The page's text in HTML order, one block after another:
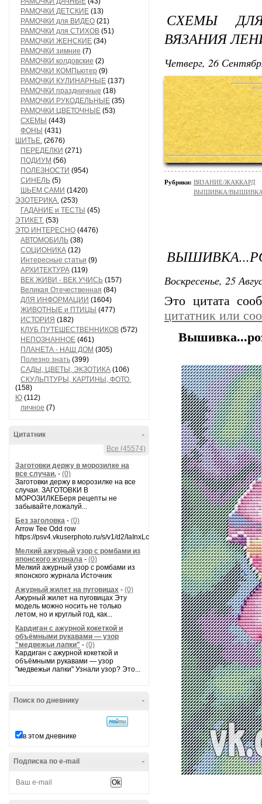
РАМОЧКИ ДЕТСКИЕ (13)
РАМОЧКИ для ВИДЕО (21)
РАМОЧКИ для СТИХОВ (51)
РАМОЧКИ ЖЕНСКИЕ (34)
РАМОЧКИ зимние (7)
РАМОЧКИ колдовские (2)
РАМОЧКИ КОМПьютер (9)
РАМОЧКИ КУЛИНАРНЫЕ (137)
РАМОЧКИ праздничные (18)
РАМОЧКИ РУКОДЕЛЬНЫЕ (35)
РАМОЧКИ ЦВЕТОЧНЫЕ (53)
СХЕМЫ (443)
ФОНЫ (431)
ШИТЬЕ. (2676)
ПЕРЕДЕЛКИ (271)
ПОДИУМ (56)
ПОЛЕЗНОСТИ (954)
СИНЕЛЬ (5)
ШЬЕМ САМИ (1420)
ЭЗОТЕРИКА. (253)
ГАДАНИЕ и ТЕСТЫ (45)
ЭТИКЕТ. (53)
ЭТО ИНТЕРЕСНО (4476)
АВТОМОБИЛЬ (38)
СОЦИОНИКА (12)
Интересные статьи (9)
АРХИТЕКТУРА (119)
ВЕК ЖИВИ - ВЕК УЧИСЬ (157)
Великая Отечественная (84)
ДЛЯ ИНФОРМАЦИИ (1604)
ЖИВОТНЫЕ и ПТИЦЫ (477)
ИСТОРИЯ (182)
КЛУБ ПУТЕШЕСТВЕННИКОВ (572)
НЕПОЗНАННОЕ (461)
ПЛАНЕТА - НАШ ДОМ (305)
Полезно знать (399)
САДЫ, ЦВЕТЫ, ЭКЗОТИКА (106)
СКУЛЬПТУРЫ, КАРТИНЫ, ФОТО.
(158)
Ю (112)
личное (7)
-
Цитатник
Все (45574)
Заготовки держу в морозилке на
все случаи. - (0)
Заготовки держу в морозилке на все
случаи. ЗАГОТОВКИ В
МОРОЗИЛКЕБеря рецепты не
забывайте,пожалуй...
Без заголовка - (0)
Arrow Tee Odd row
https://psv4.vkuserphoto.ru/s/v1/d2/
Мелкий ажурный узор с ромбами из
японского журнала - (0)
Мелкий ажурный узор с ромбами из
японского журнала Источник
Ажурный жилет на пуговицах - (0)
Ажурный жилет на пуговицах Эту
модель можно носить не только
летом, но и круглый год, как...
Кардиган с ажурной кокеткой и
объёмными рукавами — узор
"медвежьи лапки" - (0)
Кардиган с ажурной кокеткой и
объёмными рукавами — узор
"медвежьи лапки" Узнали узор? Это...
-
Поиск по дневнику
в этом дневнике
-
Подписка по e-mail
СХЕМЫ
ВЯЗАНИЯ
Четверг, 26
Рубрики: ВЯЗАНИЕ/ЖАККАРД
ВЫШИВКА/ВЫШИВКА
Воскресенье, 25
Это цитата
цитатник или